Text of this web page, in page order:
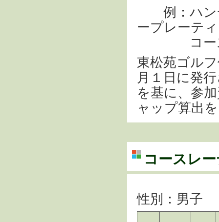
例：ハン
ープレーテ
コースハ
東松苑ゴル
月１日に発
を基に、参
ャップ算出
コースレ
性別：男子